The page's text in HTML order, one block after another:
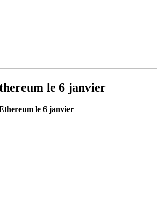
le 6 janvier
le 6 janvier